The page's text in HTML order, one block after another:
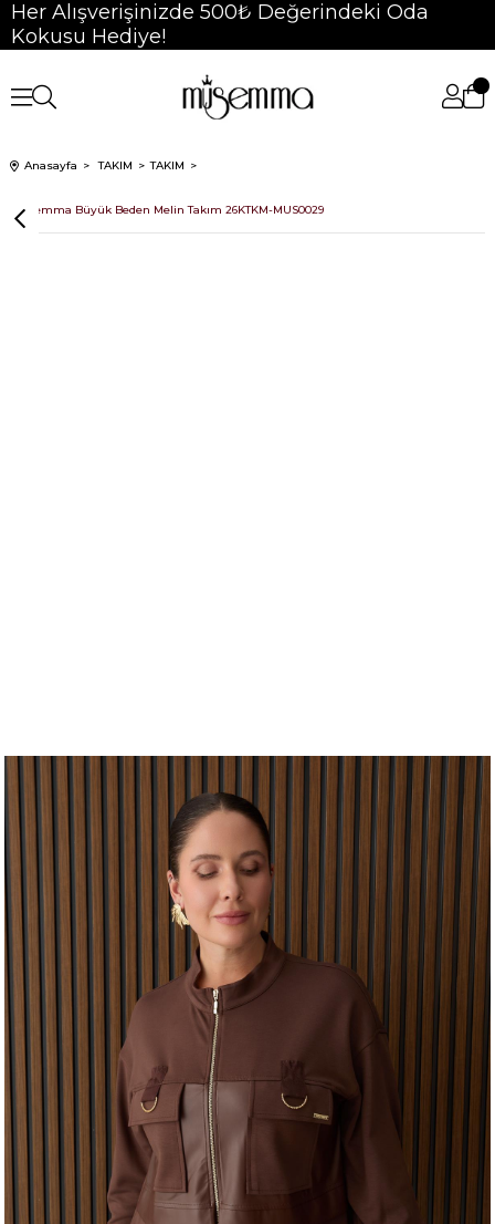
Her Alışverişinizde 500₺ Değerindeki Oda
Kokusu Hediye!
Anasayfa TAKIM TAKIM
Müsemma Büyük Beden Melin Takım 26KTKM-MUS0029